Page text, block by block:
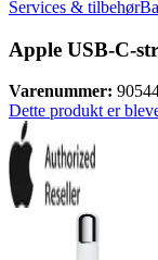
Services & tilbehør
Apple USB-C-
Varenummer:
Dette produkt er